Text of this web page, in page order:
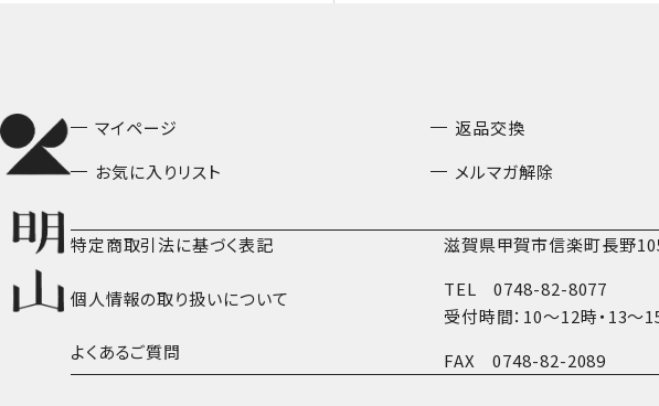
マイページ 返品交換
お気に入りリスト
メルマガ解除
特定商取引法に基づく表記
個人情報の取り扱いについて
よくあるご質問
滋賀県甲賀市信楽町長野
TEL0748-82-8077
受付時間：10〜12時・13〜
FAX0748-82-2089